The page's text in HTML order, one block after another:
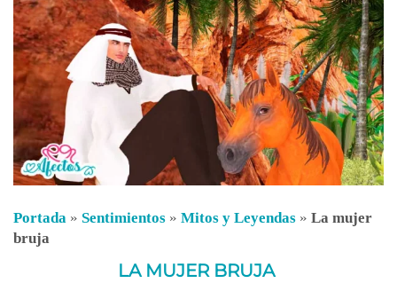
Portada » Sentimientos » Mitos y Leyendas » La mujer
bruja
LA MUJER BRUJA